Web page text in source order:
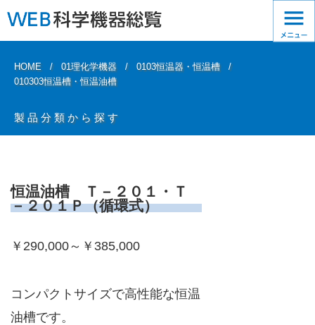
HOME 01理化学機器
0103恒温器・恒温槽
010303恒温槽・恒温油槽
製品分類から探す
恒温油槽 Ｔ－２０１・Ｔ
－２０１Ｐ（循環式）
￥290,000～￥385,000
コンパクトサイズで高性能な恒温
油槽です。